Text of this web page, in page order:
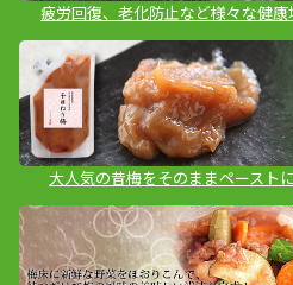
疲労回復、老化防止など様々な健
大人気の昔梅をそのままペース